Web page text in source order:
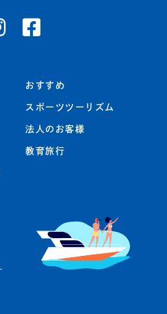
おすすめ
スポーツツーリズム
法人のお客様
教育旅行